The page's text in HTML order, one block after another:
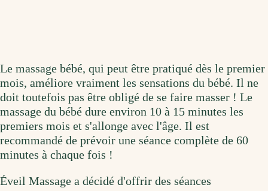
Le massage bébé, qui peut être pratiqué dès le premier
mois, améliore vraiment les sensations du bébé. Il ne
doit toutefois pas être obligé de se faire masser ! Le
massage du bébé dure environ 10 à 15 minutes les
premiers mois et s'allonge avec l'âge. Il est
recommandé de prévoir une séance complète de 60
minutes à chaque fois !
Éveil Massage a décidé d'offrir des séances